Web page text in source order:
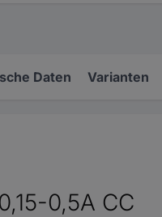
Daten Varianten
0,5A CC